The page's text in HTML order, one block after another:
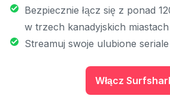
Bezpiecznie łącz się z ponad
w trzech kanadyjskich miastach
Streamuj swoje ulubione
Włącz